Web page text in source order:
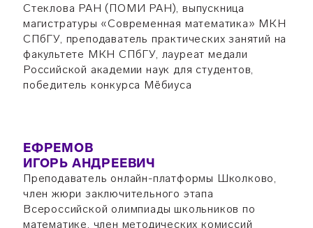
Стеклова РАН (ПОМИ РАН), выпускница
магистратуры «Современная математика» МКН
СПбГУ, преподаватель практических занятий на
факультете МКН СПбГУ, лауреат медали
Российской академии наук для студентов,
победитель конкурса Мёбиуса
ЕФРЕМОВ
ИГОРЬ АНДРЕЕВИЧ
Преподаватель онлайн-платформы Школково,
член жюри заключительного этапа
Всероссийской олимпиады школьников по
математике, член методических комиссий